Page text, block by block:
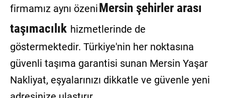
firmamız aynı özeniMersin şehirler arası
taşımacılık hizmetlerinde de
göstermektedir. Türkiye'nin her noktasına
güvenli taşıma garantisi sunan Mersin Yaşar
Nakliyat, eşyalarınızı dikkatle ve güvenle yeni